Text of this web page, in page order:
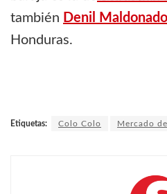
también Denil Maldonado
Honduras.
Etiquetas: Colo Colo Mercado